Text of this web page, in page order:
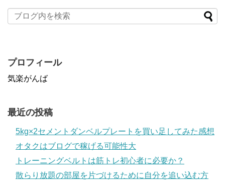
プロフィール
気楽がんば
最近の投稿
5kg×2セメントダンベルプレートを買い足してみた感想
オタクはブログで稼げる可能性大
トレーニングベルトは筋トレ初心者に必要か？
散らり放題の部屋を片づけるために自分を追い込む方